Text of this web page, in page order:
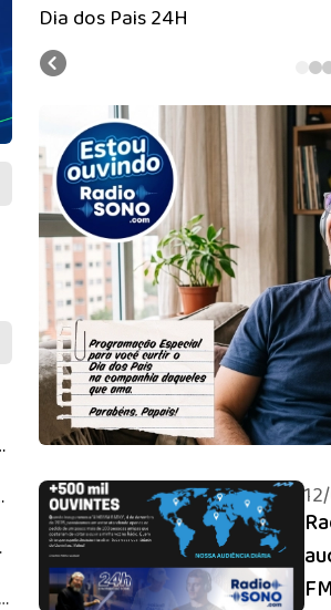
Dia dos Pais 24H